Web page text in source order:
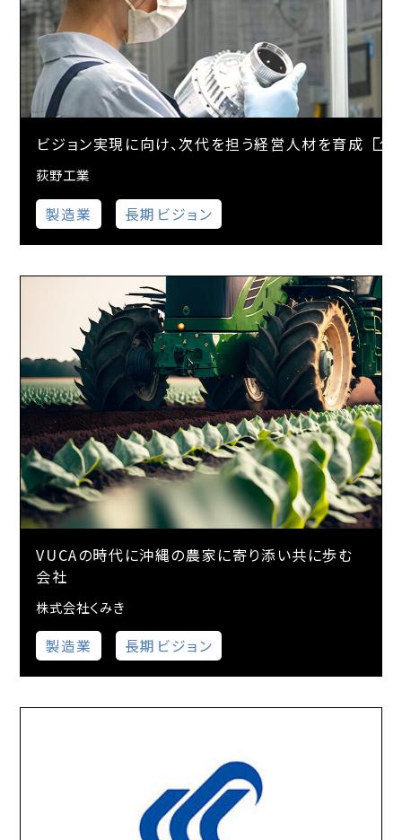
ビジョン実現に向け、次代を担う経営人材を育成
荻野工業
製造業 長期ビジョン
VUCAの時代に沖縄の農家に寄り添い共に歩む
会社
株式会社くみき
製造業 長期ビジョン